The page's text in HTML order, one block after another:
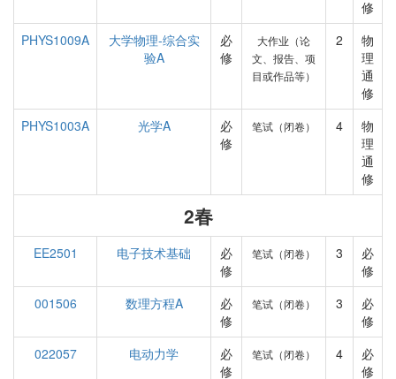
修
PHYS1009A
大学物理-综合实
验A
必
修
大作业（论
文、报告、项
目或作品等）
2
物
理
通
修
PHYS1003A
光学A
必
修
笔试（闭卷） 4
物
理
通
修
2春
EE2501 电子技术基础
必
修
笔试（闭卷） 3
必
修
001506
数理方程A
必
修
笔试（闭卷） 3
必
修
022057
电动力学
必
修
笔试（闭卷） 4
必
修